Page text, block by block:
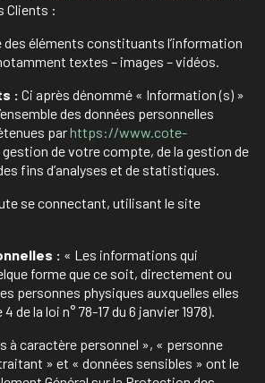
Clients :
des éléments constituants l’information
textes – images – vidéos.
: Ci après dénommé « Information (s) »
des données personnelles
parhttps://www.cote-
gestion de votre compte, de la gestion de
fins d’analyses et de statistiques.
se connectant, utilisant le site
: « Les informations qui
forme que ce soit, directement ou
personnes physiques auxquelles elles
de la loi n° 78-17 du 6 janvier 1978).
à caractère personnel », « personne
» et « données sensibles » ont le